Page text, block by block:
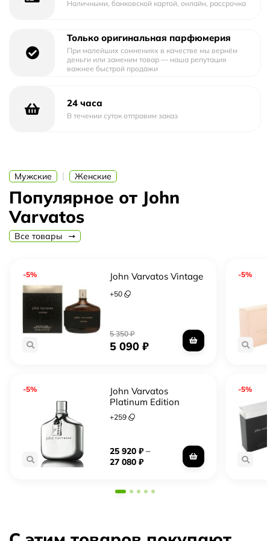
и georgywood, белый мускус serenolide).
Наличными, банковской картой, онлайн, рассрочка
Только оригинальная парфюмерия
При малейших сомнениях в качестве мы вернём
деньги или заменим товар — наша репутация
важнее быстрой продажи
24 часа
В течении суток отправим заказ
Мужские | Женские
Популярное от John
Varvatos
Все товары
-5% John Varvatos Vintage
+50
5 350₽
5 090₽
-5%
John Varvatos
Platinum Edition
+259
25 920₽–
27 080₽
-5%
-5%